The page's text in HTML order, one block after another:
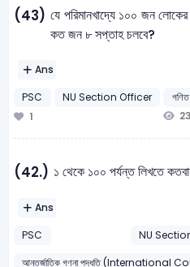
(43) যে পরিমানখাদ্যে ১০০ জন
কত জন ৮ সপ্তাহ চলবে?
Ans
PSC
NU Section Officer গণিত
1
(42.) ১ থেকে ১০০ পর্যন্ত লিখতে
Ans
PSC
NU
আন্তর্জাতিক গণনা পদ্ধতি (International